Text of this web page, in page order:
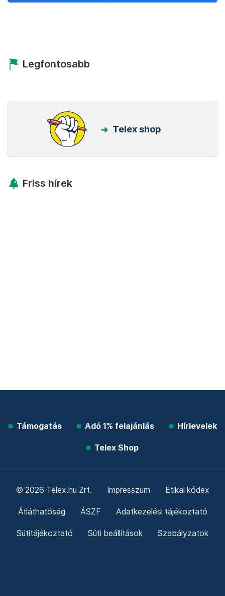
Legfontosabb
Telex shop
Friss hírek
Támogatás Adó 1% felajánlás Hírlevelek
Telex Shop
© 2026 Telex.hu Zrt. Impresszum Etikai kódex
Átláthatóság ÁSZF Adatkezelési tájékoztató
Sütitájékoztató Süti beállítások Szabályzatok